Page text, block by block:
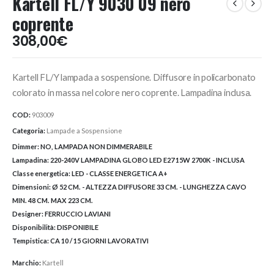
coprente
308,00€
Kartell FL/Y lampada a sospensione. Diffusore in policarbonato
colorato in massa nel colore nero coprente. Lampadina inclusa.
COD: 903009
Categoria: Lampade a Sospensione
Dimmer:NO, LAMPADA NON DIMMERABILE
Lampadina: 220-240V LAMPADINA GLOBO LED E27 15W 2700K - INCLUSA
Classe energetica:LED - CLASSE ENERGETICA A+
Dimensioni:Ø 52 CM. - ALTEZZA DIFFUSORE 33 CM. - LUNGHEZZA CAVO
MIN. 48 CM. MAX 223 CM.
Designer:FERRUCCIO LAVIANI
Disponibilità:DISPONIBILE
Tempistica:CA 10 / 15 GIORNI LAVORATIVI
Marchio: Kartell